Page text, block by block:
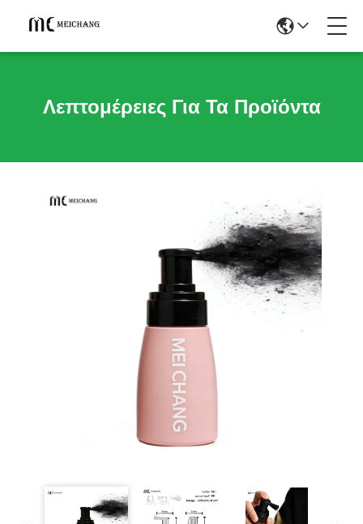
Λεπτομέρειες Για Τα Προϊόντα